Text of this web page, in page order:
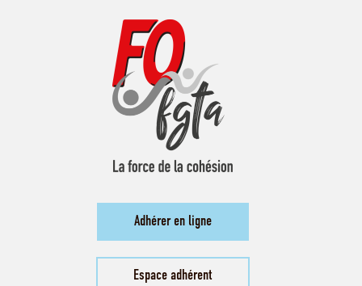
Adhérer en ligne
Espace adhérent